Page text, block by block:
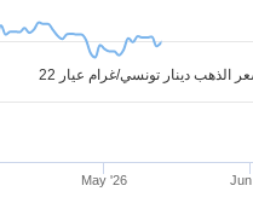
الذهب دينار تونسي/غرام عيار 22
May '26